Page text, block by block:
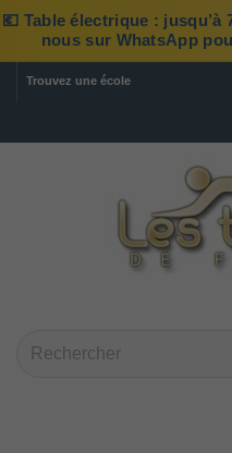
💶 Table électrique :
nous sur WhatsApp
Trouvez une école